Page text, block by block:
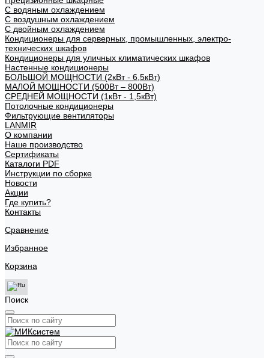
С водяным охлаждением
С воздушным охлаждением
С двойным охлаждением
Кондиционеры для серверных, промышленных, электро-
технических шкафов
Кондиционеры для уличных климатических шкафов
Настенные кондиционеры
БОЛЬШОЙ МОЩНОСТИ (2кВт - 6,5кВт)
МАЛОЙ МОЩНОСТИ (500Вт – 800Вт)
СРЕДНЕЙ МОЩНОСТИ (1кВт - 1,5кВт)
Потолочные кондиционеры
Фильтрующие вентиляторы
LANMIR
О компании
Наше производство
Сертификаты
Каталоги PDF
Инструкции по сборке
Новости
Акции
Где купить?
Контакты
Сравнение
Избранное
Корзина
Поиск